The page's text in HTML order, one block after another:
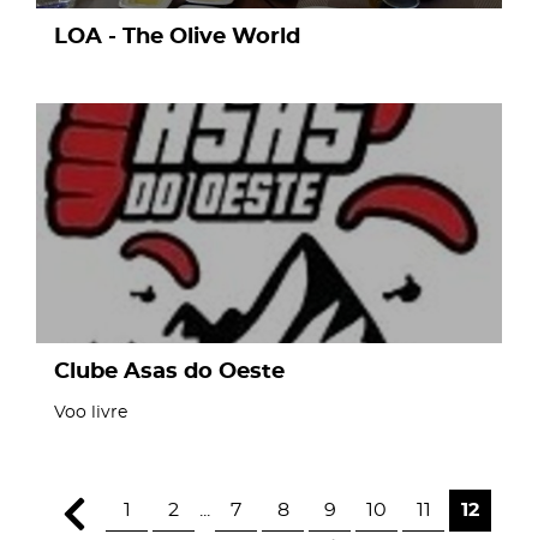
LOA - The Olive World
page
Clube Asas do Oeste
Voo livre
1 2 7 8 9 10 11 12